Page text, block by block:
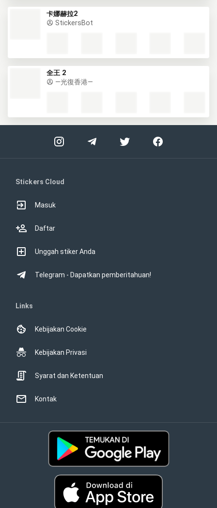
卡娜赫拉2
StickersBot
全王 2
—光復香港—
Stickers Cloud
Masuk
Daftar
Unggah stiker Anda
Telegram - Dapatkan pemberitahuan!
Links
Kebijakan Cookie
Kebijakan Privasi
Syarat dan Ketentuan
Kontak